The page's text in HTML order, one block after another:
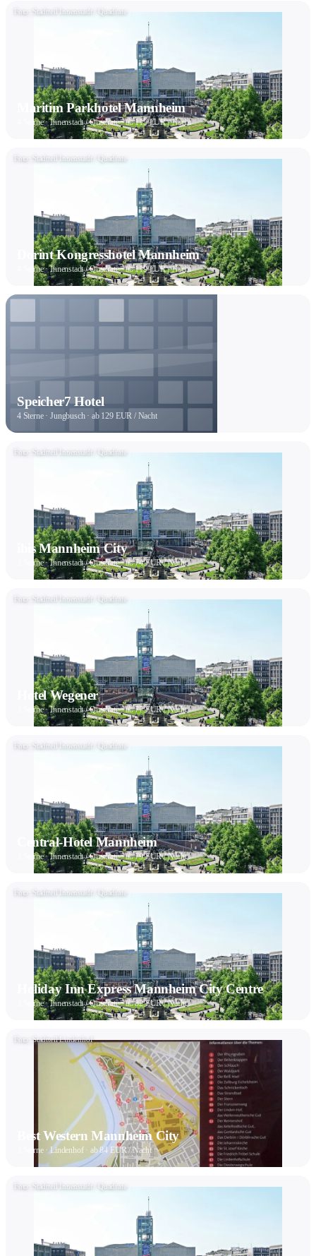
Foto: Stadtteil Innenstadt / Quadrate
Maritim Parkhotel Mannheim
4 Sterne · Innenstadt / Quadrate · ab 115 EUR / Nacht
Foto: Stadtteil Innenstadt / Quadrate
Dorint Kongresshotel Mannheim
4 Sterne · Innenstadt / Quadrate · ab 119 EUR / Nacht
Speicher7 Hotel
4 Sterne · Jungbusch · ab 129 EUR / Nacht
Foto: Stadtteil Innenstadt / Quadrate
ibis Mannheim City
3 Sterne · Innenstadt / Quadrate · ab 74 EUR / Nacht
Foto: Stadtteil Innenstadt / Quadrate
Hotel Wegener
3 Sterne · Innenstadt / Quadrate · ab 77 EUR / Nacht
Foto: Stadtteil Innenstadt / Quadrate
Central-Hotel Mannheim
3 Sterne · Innenstadt / Quadrate · ab 79 EUR / Nacht
Foto: Stadtteil Innenstadt / Quadrate
Holiday Inn Express Mannheim City Centre
3 Sterne · Innenstadt / Quadrate · ab 82 EUR / Nacht
Foto: Stadtteil Lindenhof
Best Western Mannheim City
3 Sterne · Lindenhof · ab 84 EUR / Nacht
Foto: Stadtteil Innenstadt / Quadrate